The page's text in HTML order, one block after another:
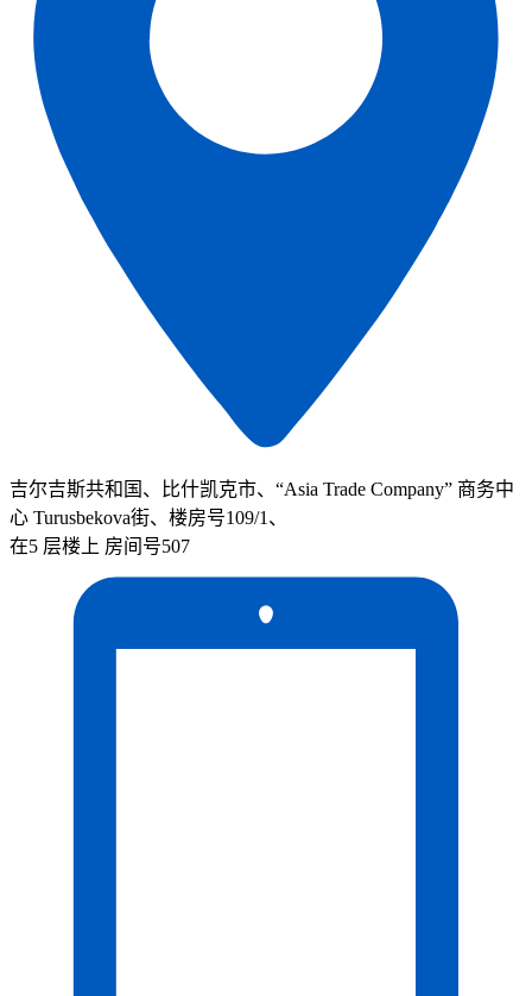
吉尔吉斯共和国、比什凯克市、“Asia Trade Company” 商务中
心 Turusbekova街、楼房号109/1、
在5 层楼上 房间号507